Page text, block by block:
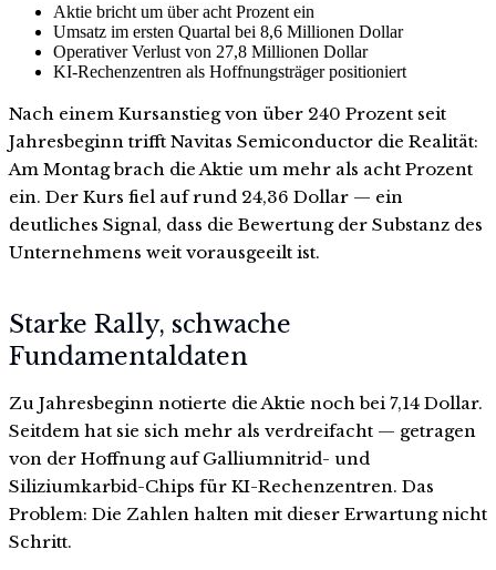
Aktie bricht um über acht Prozent ein
Umsatz im ersten Quartal bei 8,6 Millionen Dollar
Operativer Verlust von 27,8 Millionen Dollar
KI-Rechenzentren als Hoffnungsträger positioniert
Nach einem Kursanstieg von über 240 Prozent seit
Jahresbeginn trifft Navitas Semiconductor die Realität:
Am Montag brach die Aktie um mehr als acht Prozent
ein. Der Kurs fiel auf rund 24,36 Dollar — ein
deutliches Signal, dass die Bewertung der Substanz des
Unternehmens weit vorausgeeilt ist.
Starke Rally, schwache
Fundamentaldaten
Zu Jahresbeginn notierte die Aktie noch bei 7,14 Dollar.
Seitdem hat sie sich mehr als verdreifacht — getragen
von der Hoffnung auf Galliumnitrid- und
Siliziumkarbid-Chips für KI-Rechenzentren. Das
Problem: Die Zahlen halten mit dieser Erwartung nicht
Schritt.